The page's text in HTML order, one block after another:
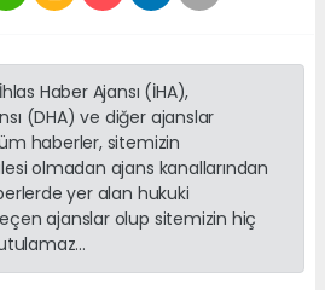
Haber Ajansı (İHA),
(DHA) ve diğer ajanslar
haberler, sitemizin
olmadan ajans kanallarından
yer alan hukuki
ajanslar olup sitemizin hiç